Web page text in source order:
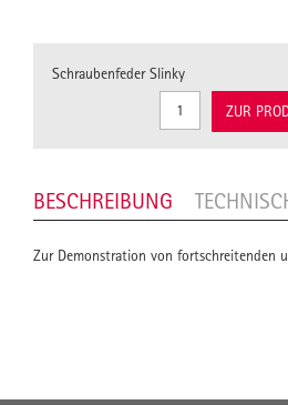
Schraubenfeder Slinky
ZUR
BESCHREIBUNG
Zur Demonstration von fortschreitenden